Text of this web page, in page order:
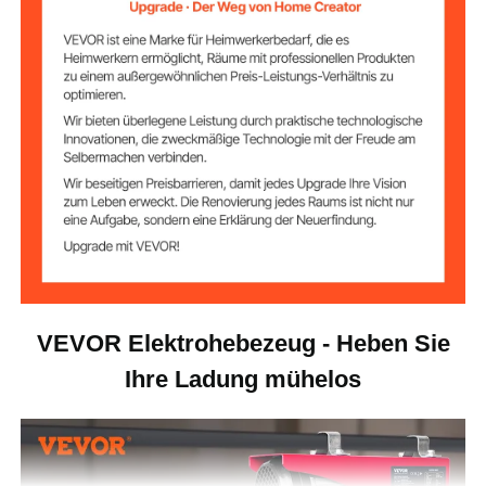
Motorleistung 1150 W
Spannung
Seilgröße Φ 4 mm * L12 m (19 Stränge)
Produktabmessun
gen
390 x 150 x 180 mm (15,4 x
Produktgewicht 16,5 kg (36,38 lbs)
VEVOR Elektrohebezeug - Heben Sie
Ihre Ladung mühelos